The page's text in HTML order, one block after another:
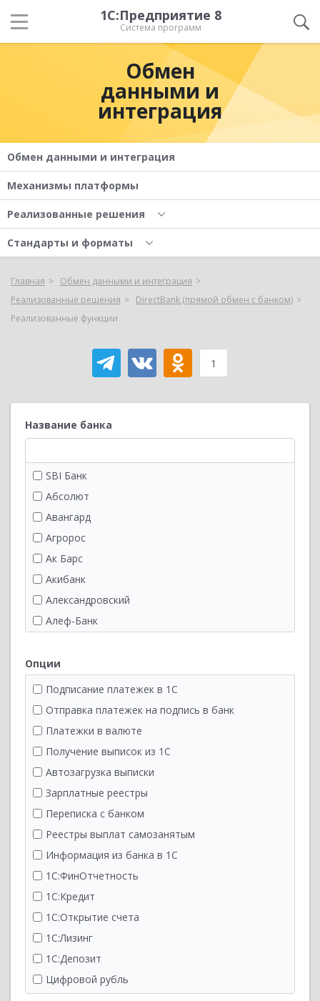
1С:Предприятие 8
Система программ
Обмен
данными и
интеграция
Обмен данными и интеграция
Механизмы платформы
Реализованные решения
Стандарты и форматы
Главная
Обмен данными и интеграция
Реализованные решения
DirectBank (прямой обмен с банком)
Реализованные функции
1
Название банка
SBI Банк
Абсолют
Авангард
Агророс
Ак Барс
Акибанк
Александровский
Алеф-Банк
Банк Санкт-Петербург БСПБ
Банк Синара (в т.ч. Делобанк)
Бланк
ВБРР
ВТБ
Владбизнесбанк
Внешфинбанк
Газпромбанк
Дальневосточный
Зенит
Инвестторгбанк
Инго
Креди Агриколь КИБ
Кубань Кредит
Ланта-Банк
Левобережный
Локо-Банк
Опции
Подписание платежек в 1С
Отправка платежек на подпись в банк
Платежки в валюте
Получение выписок из 1С
Автозагрузка выписки
Зарплатные реестры
Переписка с банком
Реестры выплат самозанятым
Информация из банка в 1С
1С:ФинОтчетность
1С:Кредит
1С:Открытие счета
1С:Лизинг
1С:Депозит
Цифровой рубль